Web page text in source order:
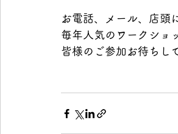
お電話、メール、店頭
毎年人気のワークショ
皆様のご参加お待ちし